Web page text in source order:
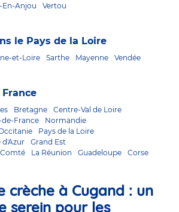
En-Anjou Vertou
le Pays de la Loire
et-Loire Sarthe Mayenne Vendée
Bretagne
Centre-Val de Loire
de-France
Normandie
Pays de la Loire
d'Azur
Grand Est
La Réunion Guadeloupe Corse
crèche à Cugand : un
serein pour les